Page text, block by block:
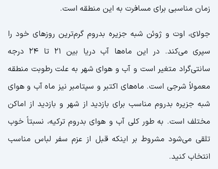
زمان مناسبی برای مسافرت به این منطقه است.
جولای، اوت و ژوئن شبه جزیره بدروم گرم‌ترین روزهای خود را
سپری می‌کند. در این ماه‌ها آب دریا بین 21 تا 24 درجه
سانتی‌گراد متغیر است و آب و هوای شهر به علت رطوبت منطقه
معمولاً شرجی است. ماه‌های اکتبر و سپتامبر نیز ماه آب و هوای
شبه جزیره بدروم مناسب برای بازدید از شهر و بازدید از اماکن
مختلف است. به طور کلی آب و هوای بدروم ترکیه، نسبتاً خوب
تلقی می‌شود مشروط بر اینکه قبل از عزم سفر لباس مناسب
انتخاب کنید.